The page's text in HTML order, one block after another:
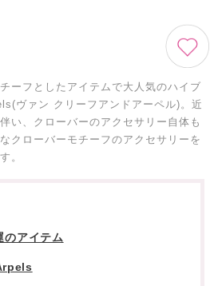
ーフとしたアイテムで大人気のハイブ
ヴァン クリーフアンドアーペル)。近
い、クローバーのアクセサリー自体も
クローバーモチーフのアクセサリーを
。
のアイテム